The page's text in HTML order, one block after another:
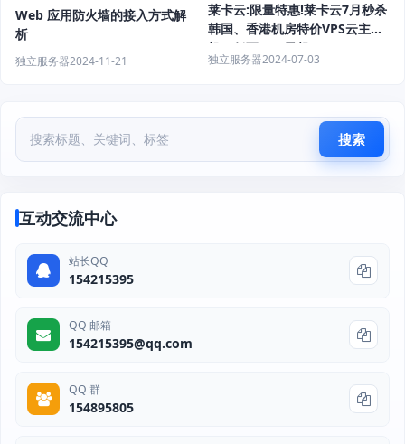
Web 应用防火墙的接入方式解
析
独立服务器2024-11-21
莱卡云:限量特惠!莱卡云7月秒杀
韩国、香港机房特价VPS云主
机，低至15.9元起
独立服务器2024-07-03
搜索
互动交流中心
站长QQ
154215395
QQ 邮箱
154215395@qq.com
QQ 群
154895805